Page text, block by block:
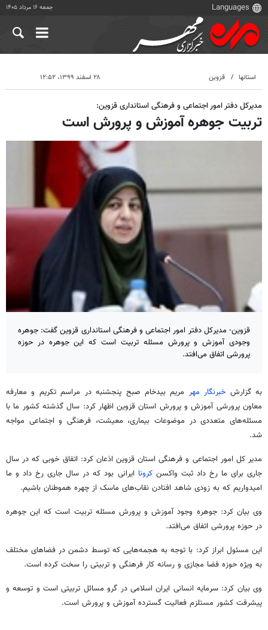
جمعه ۱۶ مرداد ۱۴۰۵
استانها قزوین ۲۸ اسفند ۱۳۹۹، ۱۲:۵۲
مدیرکل دفتر امور اجتماعی و فرهنگی استانداری قزوین:
تربیت جوهره آموزش و پرورش است
قزوین- مدیرکل دفتر امور اجتماعی و فرهنگی استانداری قزوین گفت: جوهره
وجودی آموزش و پرورش مسئله تربیت است که این جوهره در حوزه
پرورشی اتفاق می‌افتد.
به گزارش خبرنگار مهر مریم بیدخام صبح پنجشنبه در مراسم تکریم و معارفه
معاون پرورشی آموزش و پرورش استان قزوین اظهار کرد: سال گذشته کشور ما با
مسئله‌های متعددی در موضوعات بیماری، معیشت، فرهنگی و اجتماعی مواجه
شد.
مدیر کل امور اجتماعی و فرهنگی استان قزوین اذعان کرد: اتفاق خوبی که در سال
جاری برای ما رخ داد ثبت واکسنکرونا ایرانی بود که در سال جاری رخ داد و ما
امیدواریم که به زودی شاهد افتادن نقاب‌های ماسک از چهره هموطنان باشیم.
وی بیان کرد: جوهره وجود آموزش و پرورش مسئله تربیت است که این جوهره
در حوزه پرورشی اتفاق می‌افتد.
این مسئول ابراز کرد: با توجه به هجمه‌هایی که توسط دشمن در فضاهای مختلف
به ویژه حوزه فضا مجازی و رسانه کار فرهنگی و تربیتی را سخت کرده است.
وی بیان کرد: سرمایه انسانی ایران اسلامی در گرو مسائل تربیتی است و توسعه و
پیشرفت کشور مستلزم فعالیت گسترده آموزش و پرورش است.